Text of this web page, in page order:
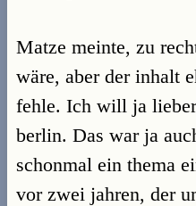
Matze meinte, zu
wäre, aber der inhalt
fehle. Ich will ja
berlin. Das war ja
schonmal ein thema
vor zwei jahren, der